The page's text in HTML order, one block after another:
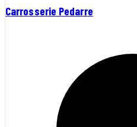
Carrosserie Pedarre